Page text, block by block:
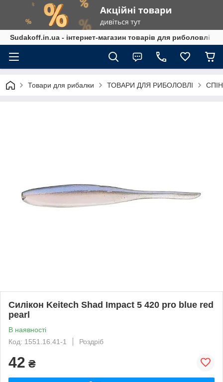
Sudakoff.in.ua - інтернет-магазин товарів для риболовлі
Товари для рибалки ТОВАРИ ДЛЯ РИБОЛОВЛІ
Силікон Keitech Shad Impact 5 420 pro blue red
pearl
В наявності
Код: 1551.16.41-1
Роздріб
42 ₴